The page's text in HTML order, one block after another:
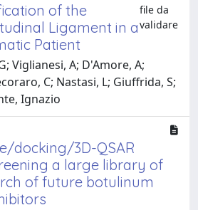
of the
Ligament in a
Patient
file da
validare
Viglianesi, A; D'Amore, A;
C; Nastasi, L; Giuffrida, S;
Ignazio
docking/3D-QSAR
a large library of
of future botulinum